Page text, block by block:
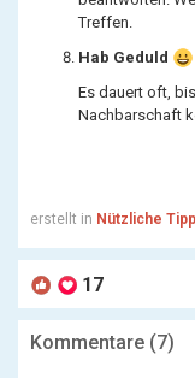
Treffen.
Hab Geduld
Es dauert oft,
Nachbarschaft
erstellt in Nützliche
17
Kommentare (7)